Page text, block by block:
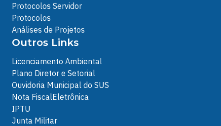
Protocolos Servidor
Protocolos
Análises de Projetos
Outros Links
Licenciamento Ambiental
Plano Diretor e Setorial
Ouvidoria Municipal do SUS
Nota FiscalEletrônica
IPTU
Junta Militar